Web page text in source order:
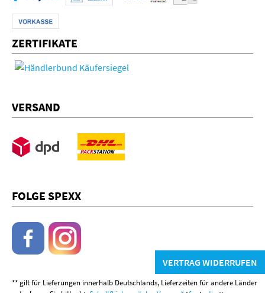
ZERTIFIKATE
VERSAND
FOLGE SPEXX
VERTRAG WIDERRUFEN
** gilt für Lieferungen innerhalb Deutschlands, Lieferzeiten für andere Länder